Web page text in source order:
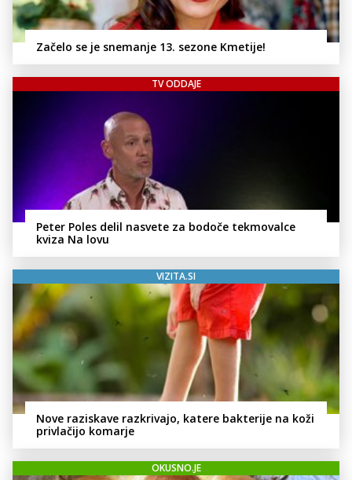
Začelo se je snemanje 13. sezone Kmetije!
TV ODDAJE
Peter Poles delil nasvete za bodoče tekmovalce
kviza Na lovu
VIZITA.SI
Nove raziskave razkrivajo, katere bakterije na koži
privlačijo komarje
OKUSNO.JE